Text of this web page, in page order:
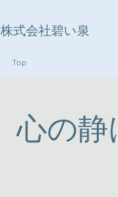
株式会社碧い泉
Top
心の静